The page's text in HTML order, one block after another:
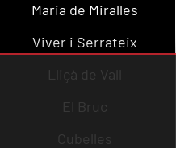
Maria de Miralles
Viver i Serrateix
Lliçà de Vall
El Bruc
Cubelles